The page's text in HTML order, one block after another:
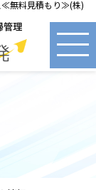
≪無料見積もり≫(株)